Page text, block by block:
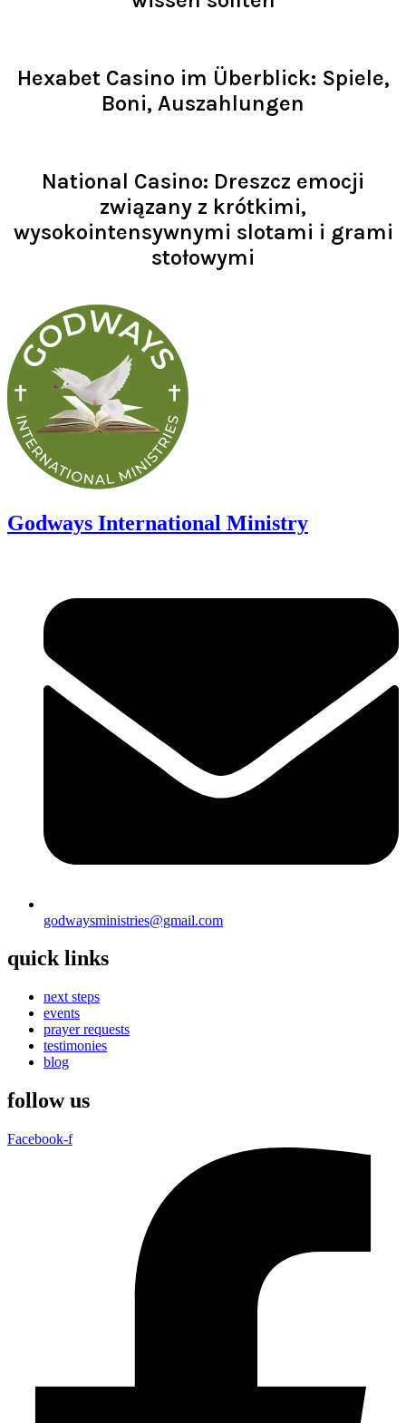
Hexabet Casino im Überblick: Spiele,
Boni, Auszahlungen
National Casino: Dreszcz emocji
związany z krótkimi,
wysokointensywnymi slotami i grami
stołowymi
Godways International Ministry
godwaysministries@gmail.com
quick links
next steps
events
prayer requests
testimonies
blog
follow us
Facebook-f